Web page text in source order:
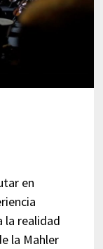
en
la realidad
la Mahler